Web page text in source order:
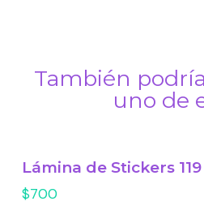
También
uno de
Lámina de Stickers
$700